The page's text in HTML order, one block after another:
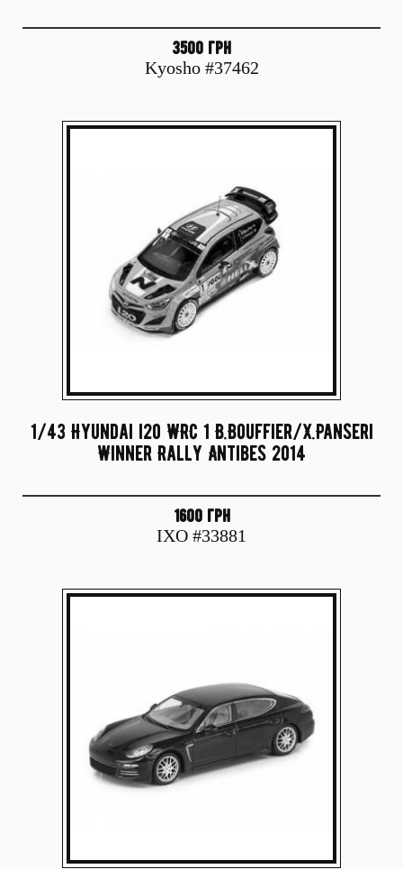
3500 грн
Kyosho #37462
1/43 Hyundai i20 WRC 1 B.Bouffier/X.Panseri
Winner Rally Antibes 2014
1600 грн
IXO #33881